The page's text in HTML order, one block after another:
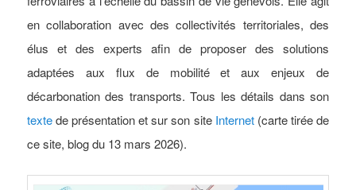
en collaboration avec des collectivités territoriales, des
élus et des experts afin de proposer des solutions
adaptées aux flux de mobilité et aux enjeux de
décarbonation des transports. Tous les détails dans son
textede présentation et sur son site Internet(carte tirée de
ce site, blog du 13 mars 2026).